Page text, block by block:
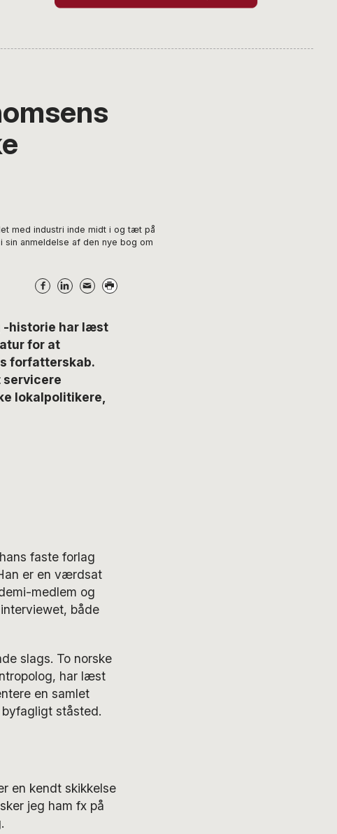
med industri inde midt i og tæt på
anmeldelse af den nye bog om
-historie har læst
for at
forfatterskab.
servicere
lokalpolitikere,
faste forlag
er en værdsat
medlem og
både
slags. To norske
har læst
en samlet
ståsted.
en kendt skikkelse
jeg ham fx på